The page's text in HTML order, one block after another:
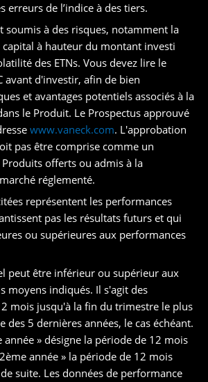
erreurs de l’indice à des tiers.
soumis à des risques, notamment la
à hauteur du montant investi
des ETNs. Vous devez lire le
avant d'investir, afin de bien
et avantages potentiels associés à la
le Produit. Le Prospectus approuvé
www.vaneck.com. L'approbation
pas être comprise comme un
offerts ou admis à la
réglementé.
représentent les performances
pas les résultats futurs et qui
ou supérieures aux performances
peut être inférieur ou supérieur aux
moyens indiqués. Il s'agit des
mois jusqu'à la fin du trimestre le plus
des 5 dernières années, le cas échéant.
année » désigne la période de 12 mois
année » la période de 12 mois
suite. Les données de performance